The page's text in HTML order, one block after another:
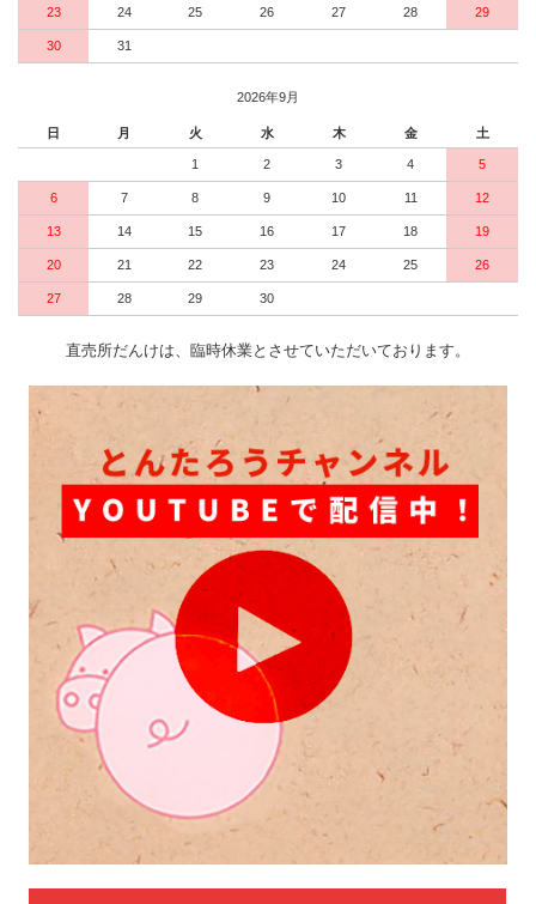
23 24 25 26 27 28 29
30 31
2026年9月
日 月 火 水 木 金 土
1 2 3 4 5
6 7 8 9 10 11 12
13 14 15 16 17 18 19
20 21 22 23 24 25 26
27 28 29 30
直売所だんけは、臨時休業とさせていただいております。